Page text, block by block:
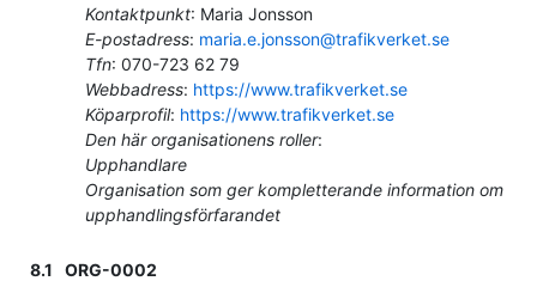
Kontaktpunkt: Maria Jonsson
E-postadress: maria.e.jonsson@trafikverket.se
Tfn: 070-723 62 79
Webbadress: https://www.trafikverket.se
Köparprofil: https://www.trafikverket.se
Den här organisationens roller:
Upphandlare
Organisation som ger kompletterande information om
upphandlingsförfarandet
8.1
ORG-0002